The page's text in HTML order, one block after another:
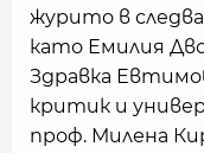
журито в
като Емилия
Здравка
критик и
проф. Милена